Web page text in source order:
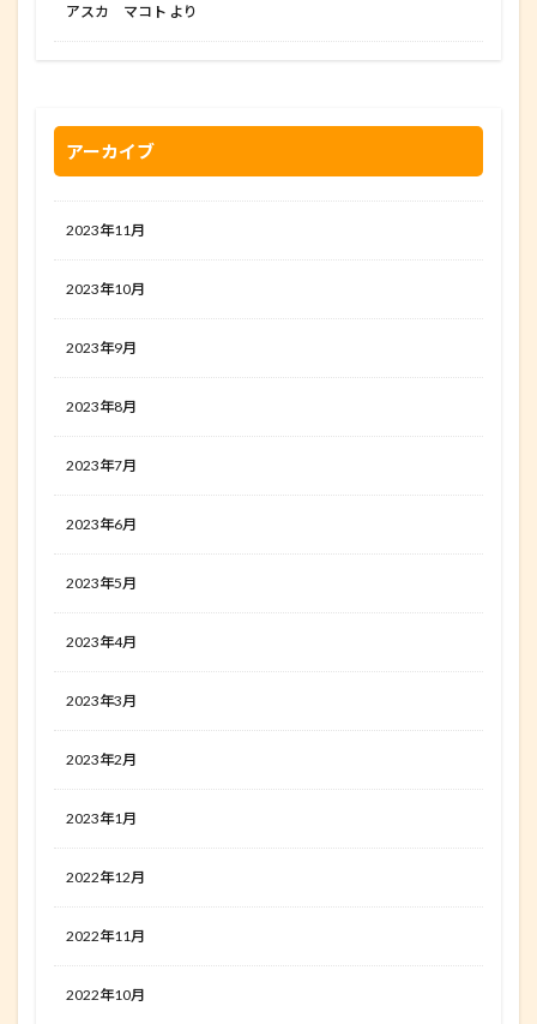
アスカ マコト より
アーカイブ
2023年11月
2023年10月
2023年9月
2023年8月
2023年7月
2023年6月
2023年5月
2023年4月
2023年3月
2023年2月
2023年1月
2022年12月
2022年11月
2022年10月